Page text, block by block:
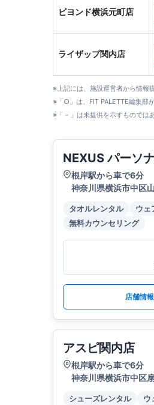
ビヨンド横浜元町店
ライザップ関内店
※上記には、施設運営者から情報
※「○」は、FIT PALETTE編集部
※「－」は未提供を示すものでは
NEXUS パーソ
根岸駅から車で6分
神奈川県横浜市中区
タオルレンタル ウェ
無料カウンセリング
店舗情報
アスピ関内店
根岸駅から車で6分
神奈川県横浜市中区
シューズレンタル ウ